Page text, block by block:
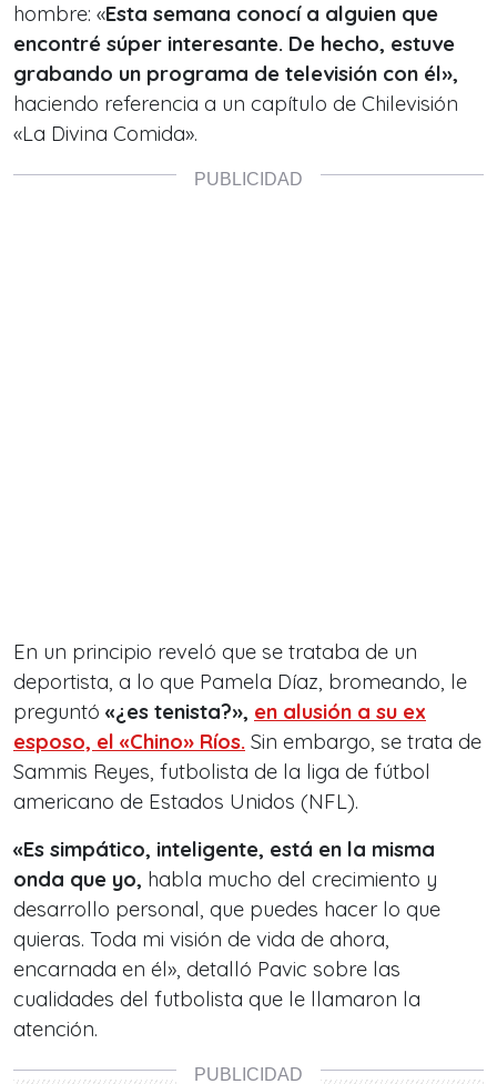
hombre: «Esta semana conocí a alguien que
encontré súper interesante. De hecho, estuve
grabando un programa de televisión con él»,
haciendo referencia a un capítulo de Chilevisión
«La Divina Comida».
En un principio reveló que se trataba de un
deportista, a lo que Pamela Díaz, bromeando, le
preguntó «¿es tenista?», en alusión a su ex
esposo, el «Chino» Ríos. Sin embargo, se trata de
Sammis Reyes, futbolista de la liga de fútbol
americano de Estados Unidos (NFL).
«Es simpático, inteligente, está en la misma
onda que yo, habla mucho del crecimiento y
desarrollo personal, que puedes hacer lo que
quieras. Toda mi visión de vida de ahora,
encarnada en él», detalló Pavic sobre las
cualidades del futbolista que le llamaron la
atención.